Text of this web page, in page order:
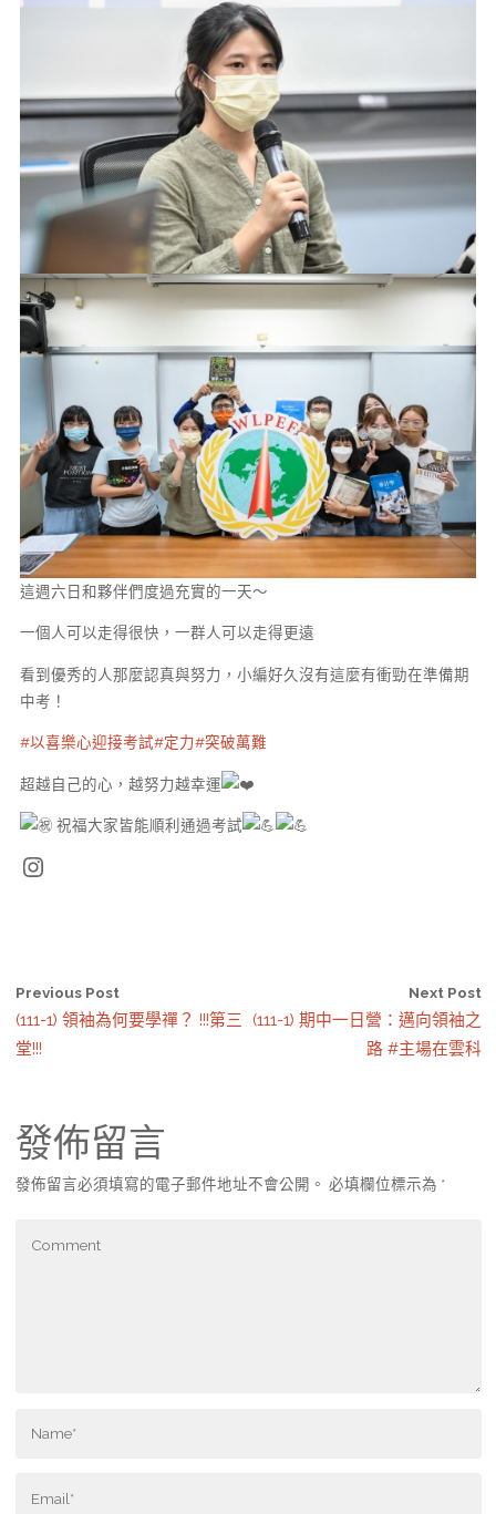
這週六日和夥伴們度過充實的一天～
一個人可以走得很快，一群人可以走得更遠
看到優秀的人那麼認真與努力，小編好久沒有這麼有衝勁在準備期
中考！
#以喜樂心迎接考試#定力#突破萬難
超越自己的心，越努力越幸運
祝福大家皆能順利通過考試
Instagram
Previous Post
(111-1) 領袖為何要學禪？ !!!第三
堂!!!
Next Post
(111-1) 期中一日營：邁向領袖之
路 #主場在雲科
發佈留言
發佈留言必須填寫的電子郵件地址不會公開。 必填欄位標示為 *